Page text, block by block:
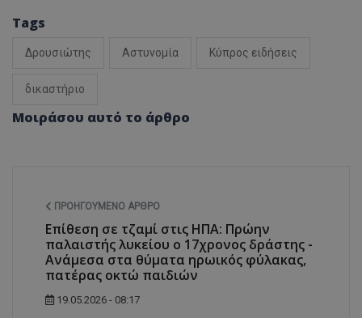
Tags
Δρουσιώτης Αστυνομία Κύπρος ειδήσεις
δικαστήριο
Μοιράσου αυτό το άρθρο
ΠΡΟΗΓΟΎΜΕΝΟ ΆΡΘΡΟ
Επίθεση σε τζαμί στις ΗΠΑ: Πρώην
παλαιστής λυκείου ο 17χρονος δράστης -
Ανάμεσα στα θύματα ηρωικός φύλακας,
πατέρας οκτώ παιδιών
19.05.2026 - 08:17